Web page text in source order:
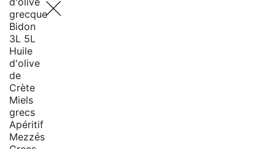
grecque
Bidon
3L 5L
Huile
d'olive
de
Crète
Miels
grecs
Apéritif
Mezzés